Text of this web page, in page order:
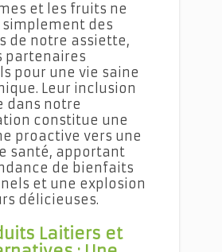
et les fruits ne
simplement des
de notre assiette,
partenaires
pour une vie saine
Leur inclusion
dans notre
constitue une
proactive vers une
santé, apportant
de bienfaits
et une explosion
délicieuses.
Laitiers et